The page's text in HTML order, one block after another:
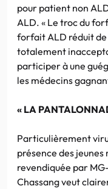
pour patient non
ALD. « Le troc du
forfait ALD réduit
totalement
participer à une
les médecins
« LA
Particulièrement
présence des
revendiquée par
Chassang veut